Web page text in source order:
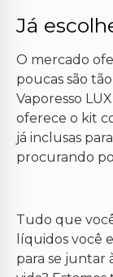
Já
O mercado
poucas são
Vaporesso
oferece o kit
já inclusas
procurando
Tudo que
líquidos você
para se juntar